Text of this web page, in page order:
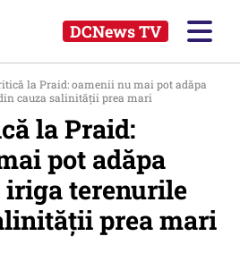
DCNews TV
la Praid: oamenii nu mai pot adăpa
cauza salinității prea mari
la Praid:
pot adăpa
terenurile
prea mari